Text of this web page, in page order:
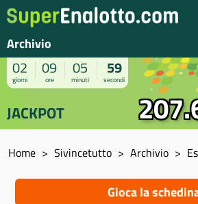
Archivio
02
giorni
09
ore
05
minuti
58
secondi
JACKPOT
Home Sivincetutto Archivio
Gioca la